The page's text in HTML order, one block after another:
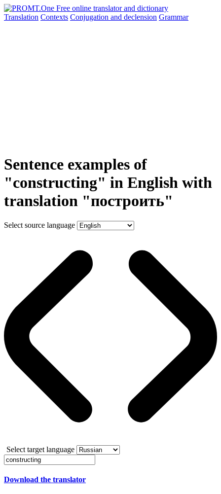
Translation Contexts Conjugation and declension Grammar
Sentence examples of
"constructing" in English with
translation "построить"
Select source language
Select target language
Download the translator